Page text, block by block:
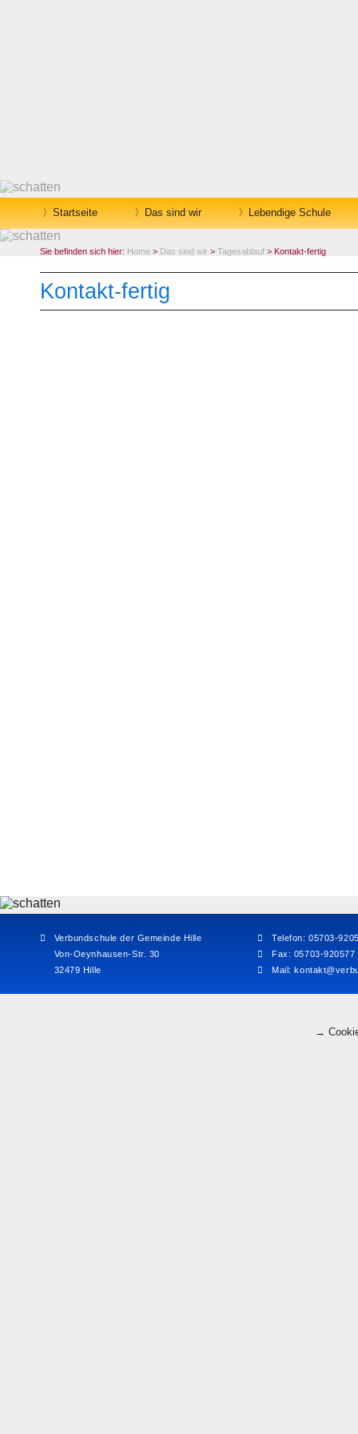
Startseite Das sind wir Lebendige Schule
Sie befinden sich hier: Home > Das sind wir > Tagesablauf > Kontakt-fertig
Kontakt-fertig
Verbundschule der Gemeinde Hille
Von-Oeynhausen-Str. 30
32479 Hille
Telefon: 05703-
Fax: 05703-920577
Mail:
→